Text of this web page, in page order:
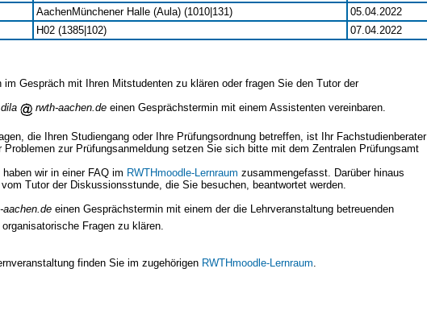
AachenMünchener Halle (Aula) (1010|131)
05.04.2022
H02 (1385|102) 07.04.2022
Gespräch mit Ihren Mitstudenten zu klären oder fragen Sie den Tutor der
dila rwth-aachen.de einen Gesprächstermin mit einem Assistenten vereinbaren.
die Ihren Studiengang oder Ihre Prüfungsordnung betreffen, ist Ihr Fachstudienberater
zur Prüfungsanmeldung setzen Sie sich bitte mit dem Zentralen Prüfungsamt
wir in einer FAQ im RWTHmoodle-Lernraum zusammengefasst. Darüber hinaus
Tutor der Diskussionsstunde, die Sie besuchen, beantwortet werden.
aachen.de einen Gesprächstermin mit einem der die Lehrveranstaltung betreuenden
Fragen zu klären.
finden Sie im zugehörigen RWTHmoodle-Lernraum.